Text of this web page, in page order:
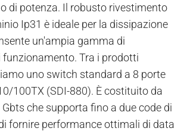
di potenza. Il robusto rivestimento
Ip31 è ideale per la dissipazione
un'ampia gamma di
Tra i prodotti
uno switch standard a 8 porte
100TX (SDI-880). È costituito da
che supporta fino a due code di
fornire performance ottimali di data